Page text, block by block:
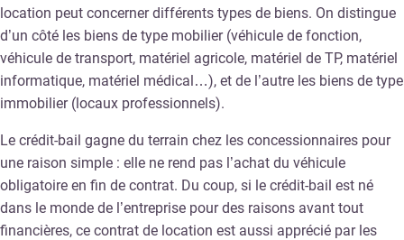
location peut concerner différents types de biens. On distingue
d’un côté les biens de type mobilier (véhicule de fonction,
véhicule de transport, matériel agricole, matériel de TP, matériel
informatique, matériel médical…), et de l’autre les biens de type
immobilier (locaux professionnels).
Le crédit-bail gagne du terrain chez les concessionnaires pour
une raison simple : elle ne rend pas l’achat du véhicule
obligatoire en fin de contrat. Du coup, si le crédit-bail est né
dans le monde de l’entreprise pour des raisons avant tout
financières, ce contrat de location est aussi apprécié par les